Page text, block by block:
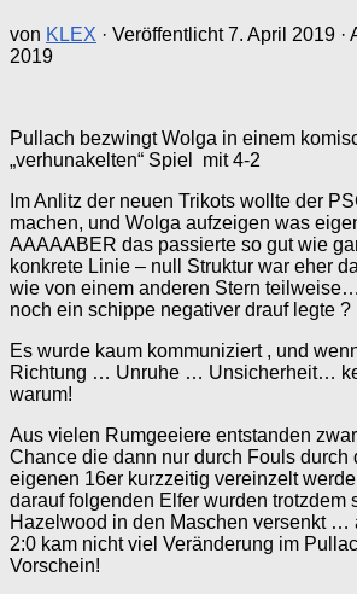
von KLEX · Veröffentlicht7. April 2019 ·
2019
Pullach bezwingt Wolga in einem
„verhunakelten“ Spiel
mit 4-2
Im Anlitz der neuen Trikots wollte der
machen, und Wolga aufzeigen was
AAAAABER das passierte so gut wie
konkrete Linie – null Struktur war eher
wie von einem anderen Stern
noch ein schippe negativer drauf legte ?
Es wurde kaum kommuniziert , und
Richtung … Unruhe … Unsicherheit…
warum!
Aus vielen Rumgeeiere entstanden
Chance die dann nur durch Fouls durch
eigenen 16er kurzzeitig vereinzelt
darauf folgenden Elfer wurden trotzdem
Hazelwood in den Maschen versenkt …
2:0 kam nicht viel Veränderung im
Vorschein!